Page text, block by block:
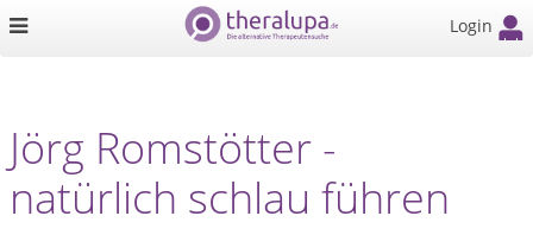
Login
Jörg Romstötter -
natürlich schlau führen